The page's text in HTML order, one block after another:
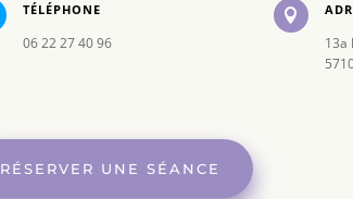
TÉLÉPHONE
06 22 27 40 96

13a
RÉSERVER UNE SÉANCE